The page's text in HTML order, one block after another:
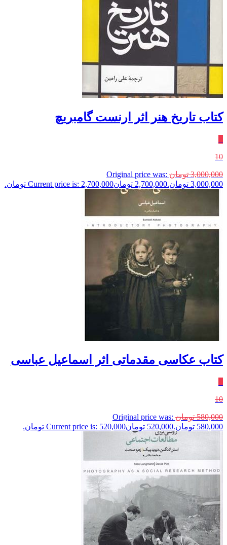
کتاب تاریخ هنر اثر ارنست گامبریچ
10
3,000,000 تومان Original price was:
3,000,000 تومان.
2,700,000 تومانCurrent price is: 2,700,000 تومان.
کتاب عکاسی مقدماتی اثر اسماعیل عباسی
10
580,000 تومان Original price was:
580,000 تومان.
520,000 تومانCurrent price is: 520,000 تومان.